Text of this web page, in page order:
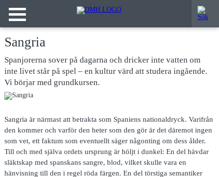
Sangria
Spanjorerna sover på dagarna och dricker inte vatten om
inte livet står på spel – en kultur värd att studera ingående.
Vi börjar med grundkursen.
Sangria är närmastatt betrakta som Spaniens nationaldryck. Varifrån
den kommer och varför den heter som den gör är det däremot ingen
som vet, ett faktum som eventuellt säger någonting om dess ålder.
Till och med själva ordets ursprung är höljt i dunkel: En del hävdar
släktskap med spanskans sangre, blod, vilket skulle vara en
hänvisning till den i regel röda färgen. En del törstiga semantiker